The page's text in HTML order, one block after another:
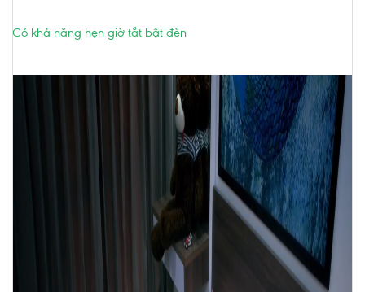
Có khả năng hẹn giờ tắt bật đèn